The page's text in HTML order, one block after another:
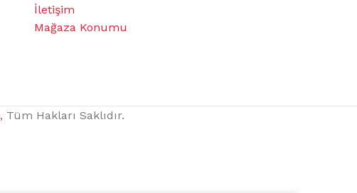
İletişim
Mağaza Konumu
, Tüm Hakları Saklıdır.